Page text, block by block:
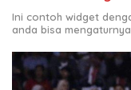
Ini contoh widget
anda bisa